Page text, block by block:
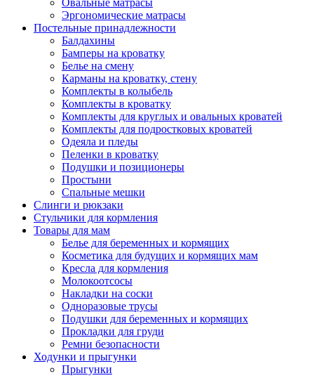
Овальные матрасы
Эргономические матрасы
Постельные принадлежности
Балдахины
Бамперы на кроватку
Белье на смену
Карманы на кроватку, стену
Комплекты в колыбель
Комплекты в кроватку
Комплекты для круглых и овальных кроватей
Комплекты для подростковых кроватей
Одеяла и пледы
Пеленки в кроватку
Подушки и позиционеры
Простыни
Спальные мешки
Слинги и рюкзаки
Стульчики для кормления
Товары для мам
Белье для беременных и кормящих
Косметика для будущих и кормящих мам
Кресла для кормления
Молокоотсосы
Накладки на соски
Одноразовые трусы
Подушки для беременных и кормящих
Прокладки для груди
Ремни безопасности
Ходунки и прыгунки
Прыгунки